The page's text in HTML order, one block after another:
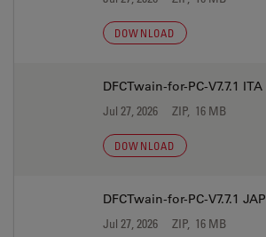
DOWNLOAD
DFCTwain-for-PC-V7.7.1 ITA
Jul 27, 2026 ZIP, 16 MB
DOWNLOAD
DFCTwain-for-PC-V7.7.1 JAP
Jul 27, 2026 ZIP, 16 MB